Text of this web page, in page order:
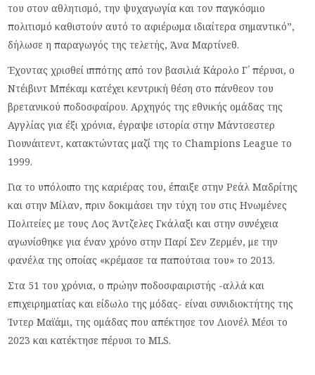
του στον αθλητισμό, την ψυχαγωγία και τον παγκόσμιο
πολιτισμό καθιστούν αυτό το αφιέρωμα ιδιαίτερα σημαντικό”,
δήλωσε η παραγωγός της τελετής, Άνα Μαρτίνεθ.
Έχοντας χρισθεί ιππότης από τον βασιλιά Κάρολο Γ΄ πέρυσι, ο
Ντέιβιντ Μπέκαμ κατέχει κεντρική θέση στο πάνθεον του
βρετανικού ποδοσφαίρου. Αρχηγός της εθνικής ομάδας της
Αγγλίας για έξι χρόνια, έγραψε ιστορία στην Μάντσεστερ
Γιουνάιτεντ, κατακτώντας μαζί της το Champions League το
1999.
Για το υπόλοιπο της καριέρας του, έπαιξε στην Ρεάλ Μαδρίτης
και στην Μίλαν, πριν δοκιμάσει την τύχη του στις Ηνωμένες
Πολιτείες με τους Λος Άντζελες Γκάλαξι και στην συνέχεια
αγωνίσθηκε για έναν χρόνο στην Παρί Σεν Ζερμέν, με την
φανέλα της οποίας «κρέμασε τα παπούτσια του» το 2013.
Στα 51 του χρόνια, ο πρώην ποδοσφαιριστής -αλλά και
επιχειρηματίας και είδωλο της μόδας- είναι συνιδιοκτήτης της
Ίντερ Μαϊάμι, της ομάδας που απέκτησε τον Λιονέλ Μέσι το
2023 και κατέκτησε πέρυσι το MLS.